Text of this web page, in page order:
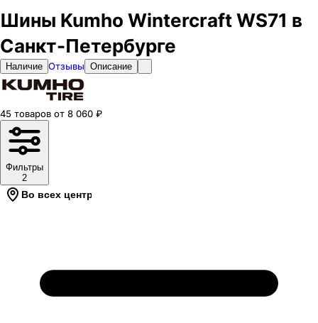
Шины Kumho Wintercraft WS71 в
Санкт-Петербурге
Наличие Отзывы Описание
45 товаров от 8 060 ₽
Фильтры
2
Во всех центрах